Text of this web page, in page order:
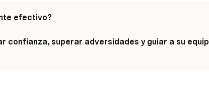
efectivo?
confianza, superar adversidades y guiar a su